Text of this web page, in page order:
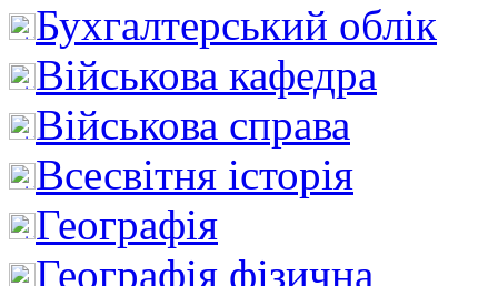
Бухгалтерський облік
Військова кафедра
Військова справа
Всесвітня історія
Географія
Географія фізична